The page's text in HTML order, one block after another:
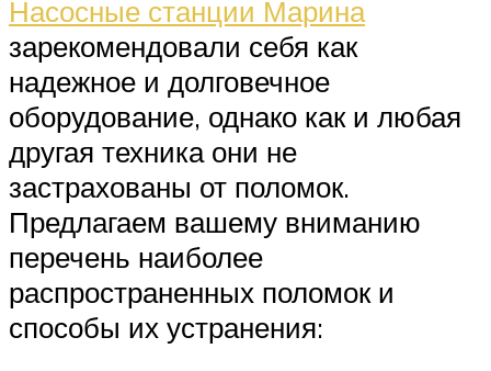
Насосные станции Марина
зарекомендовали себя как
надежное и долговечное
оборудование, однако как и любая
другая техника они не
застрахованы от поломок.
Предлагаем вашему вниманию
перечень наиболее
распространенных поломок и
способы их устранения: